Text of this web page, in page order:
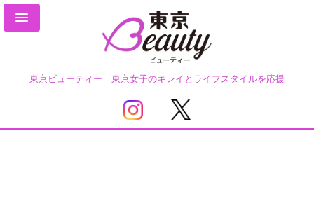
東京ビューティー 東京女子のキレイとライフスタイルを応援